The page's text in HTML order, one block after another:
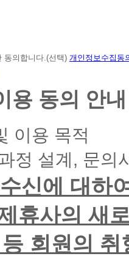
동의합니다.(선택) 개인정보수집동
용 동의 안내
이용 목적
정 설계, 문의
신에 대하
휴사의 새
회원의